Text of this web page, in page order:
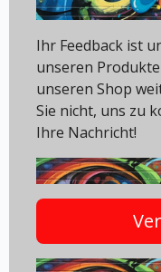
Ihr Feedback ist
unseren
unseren Shop
Sie nicht, uns zu
Ihre Nachricht!